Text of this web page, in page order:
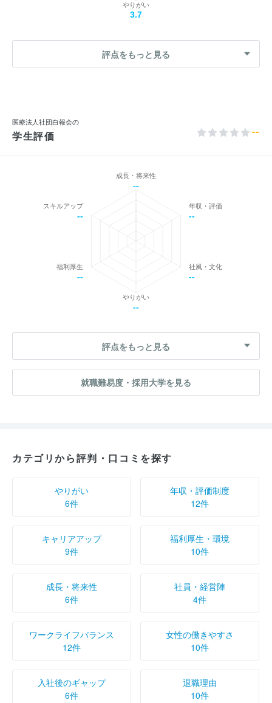
やりがい
3.7
評点をもっと見る
医療法人社団白報会の
学生評価 --
成長・将来性
--
年収・評価
--
社風・文化
--
やりがい
--
福利厚生
--
スキルアップ
--
評点をもっと見る
就職難易度・採用大学を見る
カテゴリから評判・口コミを探す
やりがい
6件
年収・評価制度
12件
キャリアアップ
9件
福利厚生・環境
10件
成長・将来性
6件
社員・経営陣
4件
ワークライフバランス
12件
女性の働きやすさ
10件
入社後のギャップ
6件
退職理由
10件